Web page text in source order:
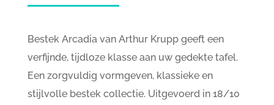
Bestek Arcadia van Arthur Krupp geeft een
verfijnde, tijdloze klasse aan uw gedekte tafel.
Een zorgvuldig vormgeven, klassieke en
stijlvolle bestek collectie. Uitgevoerd in 18/10